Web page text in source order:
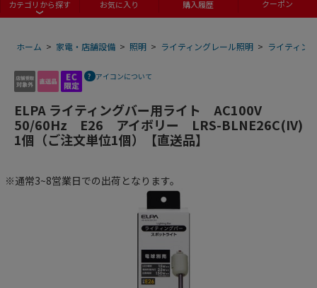
カテゴリから探す お気に入り 購入履歴 クーポン
ホーム > 家電・店舗設備 > 照明 > ライティングレール照明 > ライティン
アイコンについて
ELPA ライティングバー用ライト AC100V
50/60Hz E26 アイボリー LRS-BLNE26C(IV)
1個（ご注文単位1個）【直送品】
※通常3~8営業日での出荷となります。